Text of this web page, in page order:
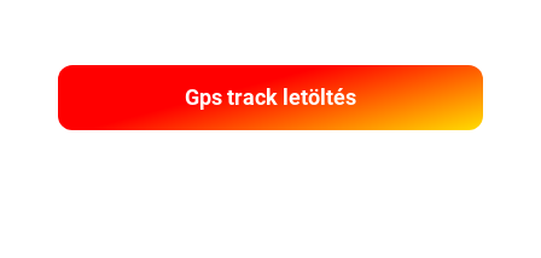
Gps track letöltés